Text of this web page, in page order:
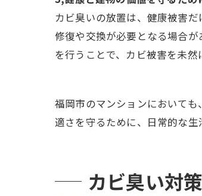
カビ臭いの放置は、健康被害
修復や交換が必要となる場合
を行うことで、カビ被害を未然
福岡市のマンションにおいて
適さを守るために、日常的な生
カビ臭い対